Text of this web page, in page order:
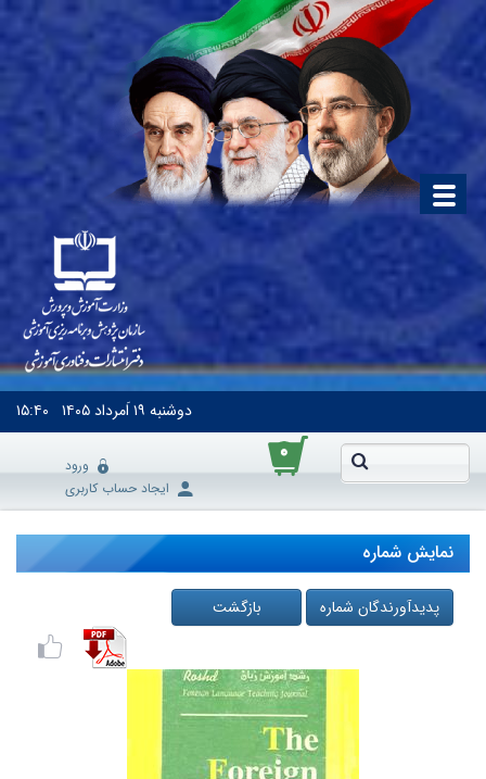
دوشنبه ۱۹ اَمرداد ۱۴۰۵ ۱۵:۴۰
۰
ورود
ایجاد حساب کاربری
نمایش شماره
پدیدآورندگان شماره بازگشت